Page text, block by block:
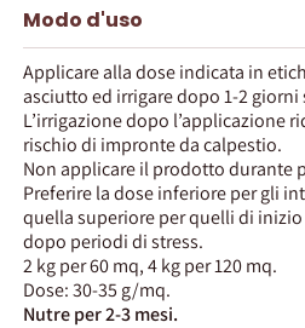
Modo d'uso
Applicare alla dose indicata in
asciutto ed irrigare dopo 1-2
L’irrigazione dopo l’applicazione
rischio di impronte da calpestio.
Non applicare il prodotto durante
Preferire la dose inferiore per gli
quella superiore per quelli di
dopo periodi di stress.
2 kg per 60 mq, 4 kg per 120 mq.
Dose: 30-35 g/mq.
Nutre per 2-3 mesi.